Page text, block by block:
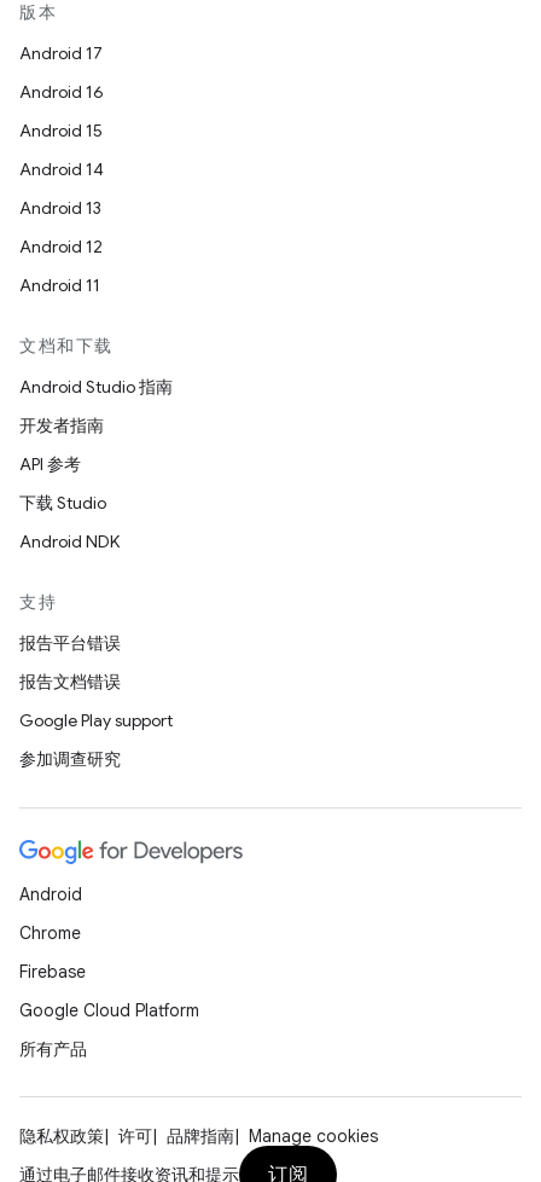
版本
Android 17
Android 16
Android 15
Android 14
Android 13
Android 12
Android 11
文档和下载
Android Studio 指南
开发者指南
API 参考
下载 Studio
Android NDK
支持
报告平台错误
报告文档错误
Google Play support
参加调查研究
Android
Chrome
Firebase
Google Cloud Platform
所有产品
隐私权政策 许可 品牌指南
Manage cookies
通过电子邮件接收资讯和提示
订阅